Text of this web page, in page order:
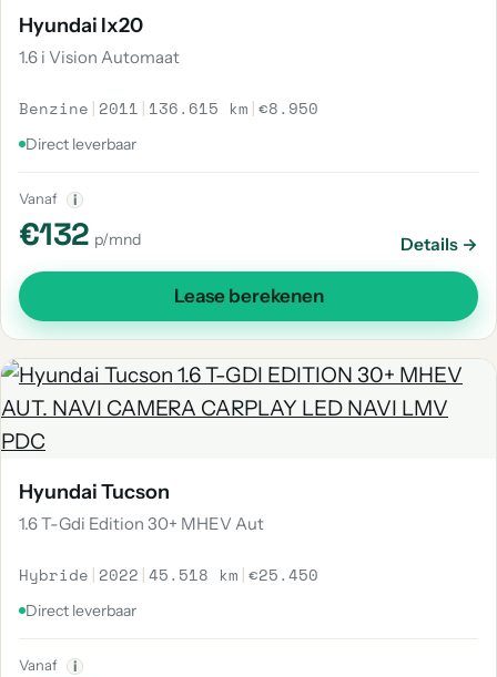
Hyundai Ix20
1.6 i Vision Automaat
Benzine | 2011 | 136.615 km |€8.950
Direct leverbaar
Vanaf i
€132 p/mnd Details →
Lease berekenen
Hyundai Tucson
1.6 T-Gdi Edition 30+ MHEV Aut
Hybride | 2022 |45.518 km |€25.450
Direct leverbaar
Vanaf i